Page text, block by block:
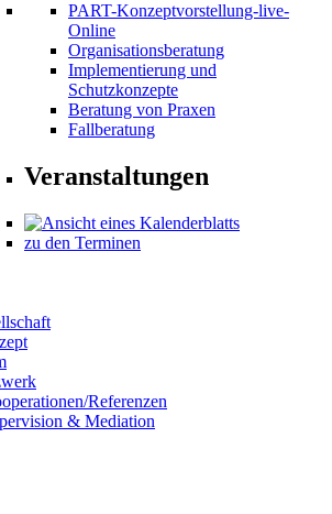
PART-Konzeptvorstellung-live-
Online
Organisationsberatung
Implementierung und
Schutzkonzepte
Beratung von Praxen
Fallberatung
Veranstaltungen
zu den Terminen
Referenzen
& Mediation